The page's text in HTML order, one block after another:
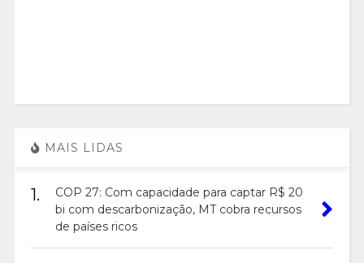
MAIS LIDAS
1.
COP 27: Com capacidade para captar R$ 20
bi com descarbonização, MT cobra recursos
de países ricos